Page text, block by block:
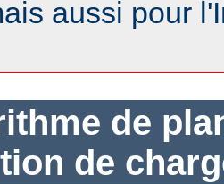
aussi pour
de
de